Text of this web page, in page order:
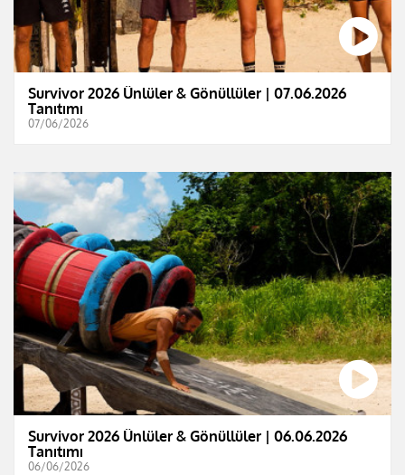
Survivor 2026 Ünlüler & Gönüllüler | 07.06.2026
Tanıtımı
07/06/2026
Survivor 2026 Ünlüler & Gönüllüler | 06.06.2026
Tanıtımı
06/06/2026